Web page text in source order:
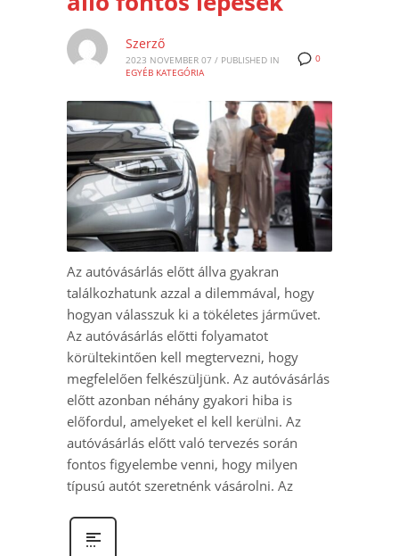
0
Szerző
2023 NOVEMBER 07 / PUBLISHED IN
EGYÉB KATEGÓRIA
Az autóvásárlás előtt állva gyakran
találkozhatunk azzal a dilemmával, hogy
hogyan válasszuk ki a tökéletes járművet.
Az autóvásárlás előtti folyamatot
körültekintően kell megtervezni, hogy
megfelelően felkészüljünk. Az autóvásárlás
előtt azonban néhány gyakori hiba is
előfordul, amelyeket el kell kerülni. Az
autóvásárlás előtt való tervezés során
fontos figyelembe venni, hogy milyen
típusú autót szeretnénk vásárolni. Az